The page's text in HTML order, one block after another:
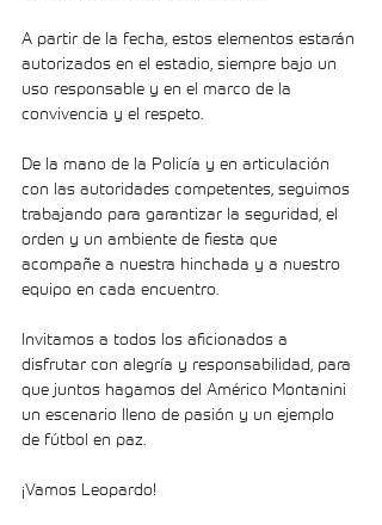
A partir de la fecha, estos elementos estarán
autorizados en el estadio, siempre bajo un
uso responsable y en el marco de la
convivencia y el respeto.
De la mano de la Policía y en articulación
con las autoridades competentes, seguimos
trabajando para garantizar la seguridad, el
orden y un ambiente de fiesta que
acompañe a nuestra hinchada y a nuestro
equipo en cada encuentro.
Invitamos a todos los aficionados a
disfrutar con alegría y responsabilidad, para
que juntos hagamos del Américo Montanini
un escenario lleno de pasión y un ejemplo
de fútbol en paz.
¡Vamos Leopardo!